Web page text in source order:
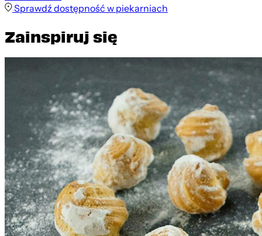
Sprawdź dostępność w piekarniach
Zainspiruj się